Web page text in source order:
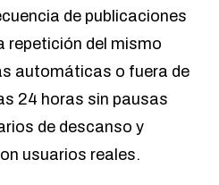
de publicaciones
repetición del mismo
automáticas o fuera de
24 horas sin pausas
de descanso y
usuarios reales.